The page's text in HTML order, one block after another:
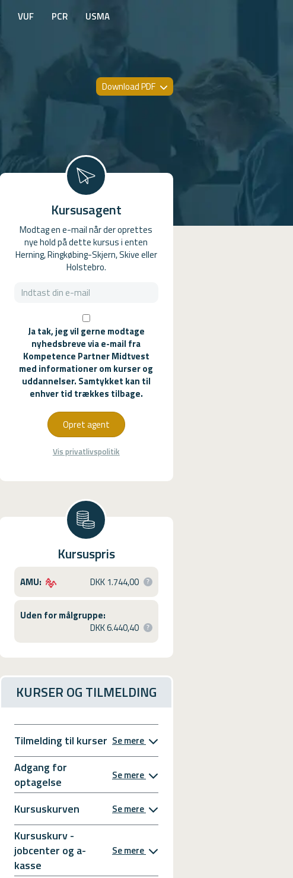
VUF PCR USMA
Download PDF
Kursusagent
Modtag en e-mail når der oprettes
nye hold på dette kursus i enten
Herning, Ringkøbing-Skjern, Skive eller
Holstebro.
Ja tak, jeg vil gerne modtage
nyhedsbreve via e-mail fra
Kompetence Partner Midtvest
med informationer om kurser og
uddannelser. Samtykket kan til
enhver tid trækkes tilbage.
Opret agent
Vis privatlivspolitik
Kursuspris
AMU: DKK 1.744,00
Uden for målgruppe:
DKK 6.440,40
KURSER OG TILMELDING
Tilmelding til kurser Se mere
Adgang for
optagelse
Se mere
Kursuskurven Se mere
Kursuskurv -
jobcenter og a-
kasse
Se mere